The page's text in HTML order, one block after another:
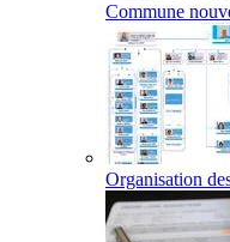
Commune
Organisation